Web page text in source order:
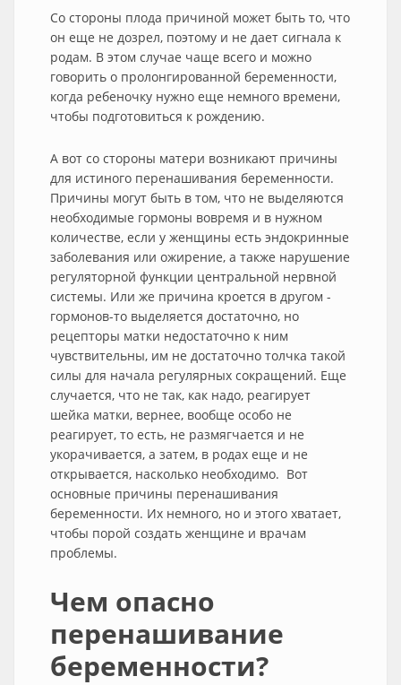
Со стороны плода причиной может быть то, что
он еще не дозрел, поэтому и не дает сигнала к
родам. В этом случае чаще всего и можно
говорить о пролонгированной беременности,
когда ребеночку нужно еще немного времени,
чтобы подготовиться к рождению.
А вот со стороны матери возникают причины
для истиного перенашивания беременности.
Причины могут быть в том, что не выделяются
необходимые гормоны вовремя и в нужном
количестве, если у женщины есть эндокринные
заболевания или ожирение, а также нарушение
регуляторной функции центральной нервной
системы. Или же причина кроется в другом -
гормонов-то выделяется достаточно, но
рецепторы матки недостаточно к ним
чувствительны, им не достаточно толчка такой
силы для начала регулярных сокращений. Еще
случается, что не так, как надо, реагирует
шейка матки, вернее, вообще особо не
реагирует, то есть, не размягчается и не
укорачивается, а затем, в родах еще и не
открывается, насколько необходимо. Вот
основные причины перенашивания
беременности. Их немного, но и этого хватает,
чтобы порой создать женщине и врачам
проблемы.
Чем опасно
перенашивание
беременности?